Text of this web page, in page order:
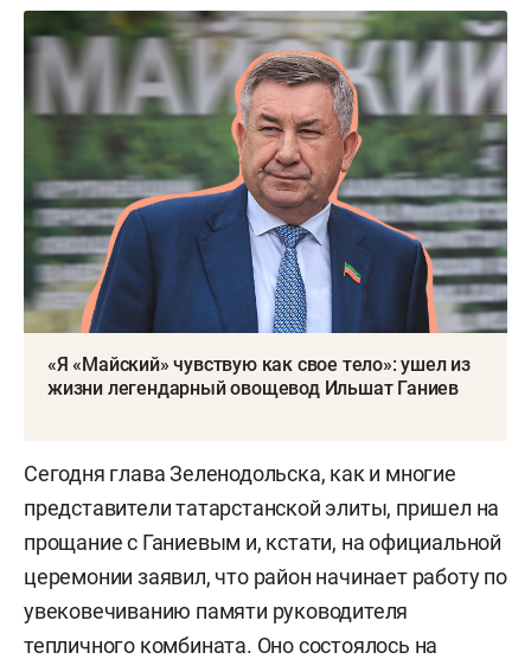
«Я «Майский» чувствую как свое тело»: ушел из
жизни легендарный овощевод Ильшат Ганиев
Сегодня глава Зеленодольска, как и многие
представители татарстанской элиты, пришел на
прощание с Ганиевым и, кстати, на официальной
церемонии заявил, что район начинает работу по
увековечиванию памяти руководителя
тепличного комбината. Оно состоялось на